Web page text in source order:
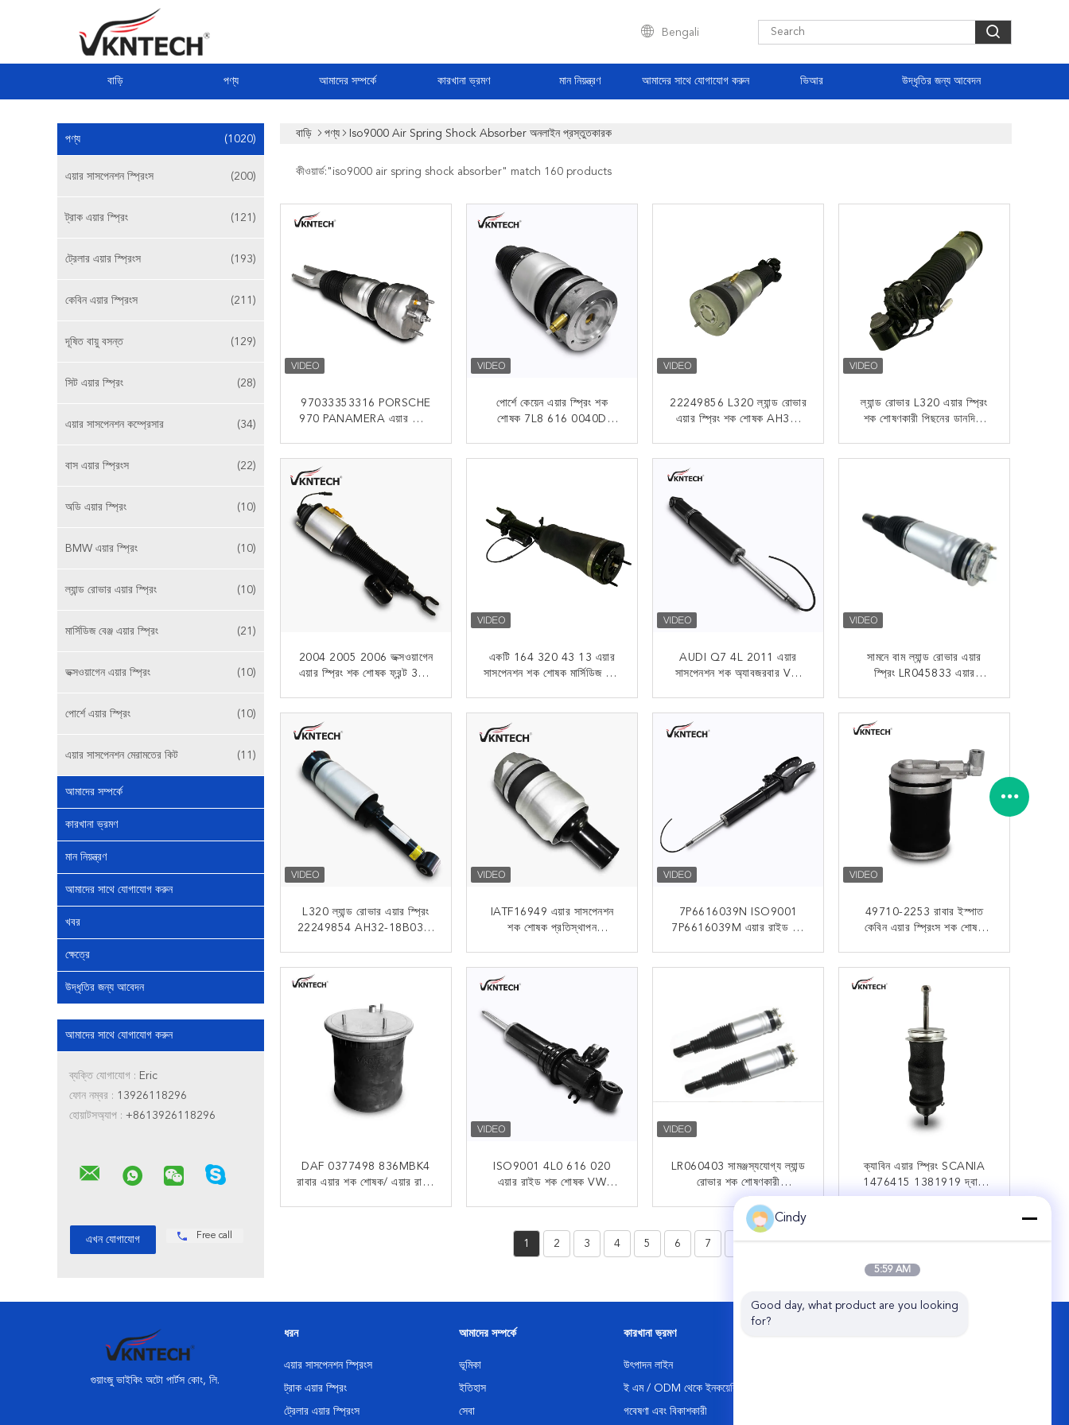
Bengali
বাড়ি পণ্য আমাদের সম্পর্কে কারখানা ভ্রমণ মান নিয়ন্ত্রণ আমাদের সাথে যোগাযোগ করুন ভিআর উদ্ধৃতির জন্য আবেদন
পণ্য (1020)
এয়ার সাসপেনশন স্প্রিংস (200)
ট্রাক এয়ার স্প্রিং (121)
ট্রেলার এয়ার স্প্রিংস (193)
কেবিন এয়ার স্প্রিংস (211)
দূষিত বায়ু বসন্ত (129)
সিট এয়ার স্প্রিং (28)
এয়ার সাসপেনশন কম্প্রেসার (34)
বাস এয়ার স্প্রিংস (22)
অডি এয়ার স্প্রিং (10)
BMW এয়ার স্প্রিং (10)
ল্যান্ড রোভার এয়ার স্প্রিং (10)
মার্সিডিজ বেঞ্জ এয়ার স্প্রিং (21)
ভক্সওয়াগেন এয়ার স্প্রিং (10)
পোর্শে এয়ার স্প্রিং (10)
এয়ার সাসপেনশন মেরামতের কিট (11)
আমাদের সম্পর্কে
কারখানা ভ্রমণ
মান নিয়ন্ত্রণ
আমাদের সাথে যোগাযোগ করুন
খবর
ক্ষেত্রে
উদ্ধৃতির জন্য আবেদন
আমাদের সাথে যোগাযোগ করুন
ব্যক্তি যোগাযোগ : Eric
ফোন নম্বর : 13926118296
হোয়াটসঅ্যাপ : +8613926118296
Free call
বাড়ি পণ্য Iso9000 Air Spring Shock Absorber অনলাইন প্রস্তুতকারক
কীওয়ার্ড:" iso9000 air spring shock absorber" match 160 products
97033353316 PORSCHE
970 PANAMERA এয়ার স্প্রিং
এখন যোগাযোগ
পোর্শে কেয়েন এয়ার স্প্রিং শক
শোষক 7L8 616 0040D
এখন যোগাযোগ
22249856 L320 ল্যান্ড রোভার
এয়ার স্প্রিং শক শোষক AH32-
এখন যোগাযোগ
ল্যান্ড রোভার L320 এয়ার স্প্রিং
শক শোষণকারী পিছনের ডানদিকে
এখন যোগাযোগ
2004 2005 2006 ভক্সওয়াগেন
এয়ার স্প্রিং শক শোষক ফ্রন্ট 3D7
এখন যোগাযোগ
একটি 164 320 43 13 এয়ার
সাসপেনশন শক শোষক মার্সিডিজ বেঞ্জ
এখন যোগাযোগ
AUDI Q7 4L 2011 এয়ার
সাসপেনশন শক অ্যাবজরবার VW
এখন যোগাযোগ
সামনে বাম ল্যান্ড রোভার এয়ার
স্প্রিং LR045833 এয়ার
এখন যোগাযোগ
L320 ল্যান্ড রোভার এয়ার স্প্রিং
22249854 AH32-18B036-
এখন যোগাযোগ
IATF16949 এয়ার সাসপেনশন
শক শোষক প্রতিস্থাপন
এখন যোগাযোগ
7P6616039N ISO9001
7P6616039M এয়ার রাইড শক
এখন যোগাযোগ
49710-2253 রাবার ইস্পাত
কেবিন এয়ার স্প্রিংস শক শোষক
এখন যোগাযোগ
DAF 0377498 836MBK4
রাবার এয়ার শক শোষক/ এয়ার রাইড
ISO9001 4L0 616 020
এয়ার রাইড শক শোষক VW
LR060403 সামঞ্জস্যযোগ্য ল্যান্ড
রোভার শক শোষণকারী
LR045833 LR052788
LR060401 LR060155
এখন যোগাযোগ
ক্যাবিন এয়ার স্প্রিং SCANIA
1476415 1381919 দ্বারা
প্রতিস্থাপিত 1381904
স্প্রিং (ফ্রন্ট) মোন্রো CB0030
(বেলস) CB0010 (শক শোষক)
1 2 3 4 5 6 7 8 >
গুয়াংজু ভাইকিং অটো পার্টস কোং, লি.
ধরন
এয়ার সাসপেনশন স্প্রিংস
ট্রাক এয়ার স্প্রিং
ট্রেলার এয়ার স্প্রিংস
আমাদের সম্পর্কে
ভূমিকা
ইতিহাস
সেবা
কারখানা ভ্রমণ
উৎপাদন লাইন
ই এম / ODM থেকে ইনকয়েরি
গবেষণা এবং বিকাশকারী
Cindy
5:59 AM
Good day, what product are you looking
for?